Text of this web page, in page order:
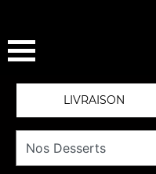
LIVRAISON